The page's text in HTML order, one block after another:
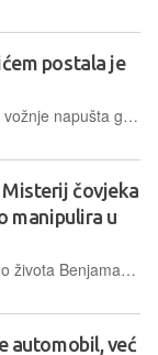
postala je
Snimka vozačice koja usred vožnje napušta golf vozilo i ostavlja zatečene putnike bez nadzora prikupila je desetke milijuna pregleda te postala pravi viralni hit na društvenim mrežama ovih dana
Misterij čovjeka
manipulira u
Dokumentarna serija "Mnogo života Benjamana Kylea" istražuje zagonetan slučaj čovjeka pronađenog s amnezijom, no istraga ubrzo otkriva mrežu laži, mafijaške veze i neriješene zločine. Je li on žrtva ili vješt manipulator?
automobil, već